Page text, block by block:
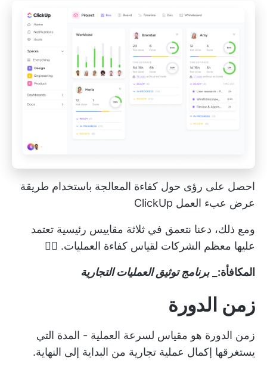
احصل على رؤى حول كفاءة المعالجة باستخدام طريقة
عرض عبء العمل ClickUp
ومع ذلك، دعنا نتعمق في ثلاثة مقاييس رئيسية تعتمد
عليها معظم الشركات لقياس كفاءة العمليات. 🏊‍♂️
المكافأة:_ برنامج توثيق العمليات التجارية
زمن الدورة
زمن الدورة هو مقياس لسرعة العملية - المدة التي
يستغرقها إكمال عملية تجارية من البداية إلى النهاية.